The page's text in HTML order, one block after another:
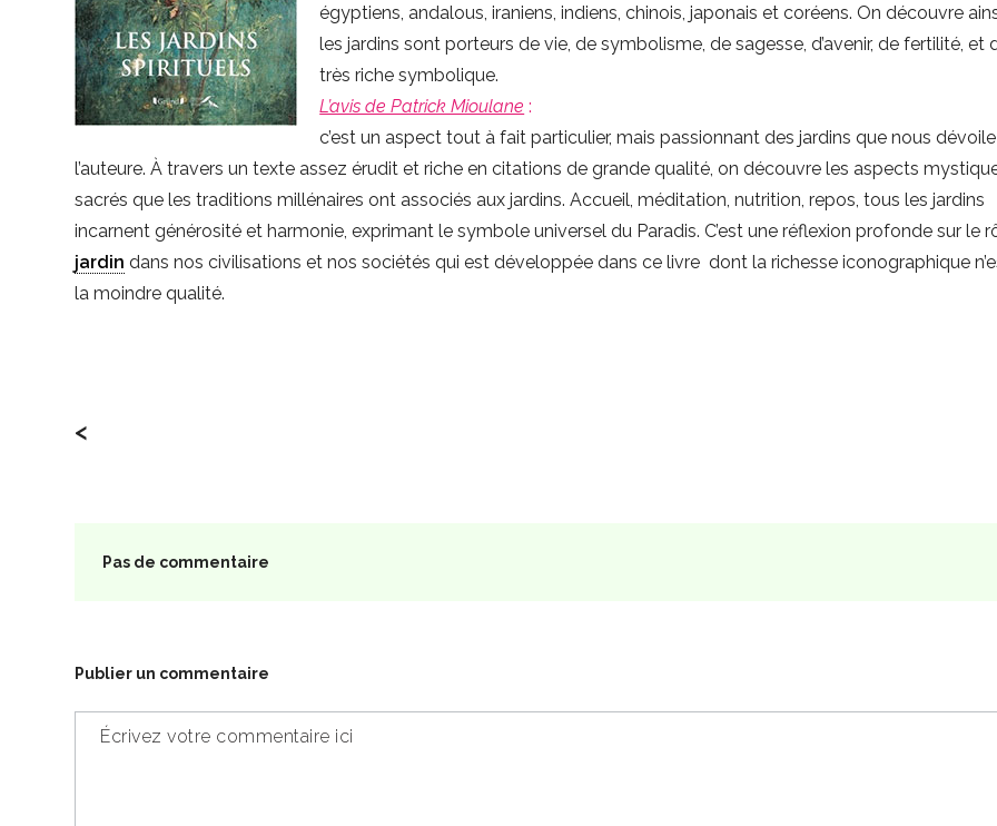
égyptiens, andalous, iraniens, indiens, chinois, japonais et coréens. On découvre
les jardins sont porteurs de vie, de symbolisme, de sagesse, d’avenir, de fertilité, et
très riche symbolique.
L’avis de Patrick Mioulane :
c’est un aspect tout à fait particulier, mais passionnant des jardins que nous dévoile
l’auteure. À travers un texte assez érudit et riche en citations de grande qualité, on découvre les aspects
sacrés que les traditions millénaires ont associés aux jardins. Accueil, méditation, nutrition, repos, tous les jardins
incarnent générosité et harmonie, exprimant le symbole universel du Paradis. C’est une réflexion profonde sur le
jardin dans nos civilisations et nos sociétés qui est développée dans ce livre dont la richesse iconographique
la moindre qualité.
<
Pas de commentaire
Publier un commentaire